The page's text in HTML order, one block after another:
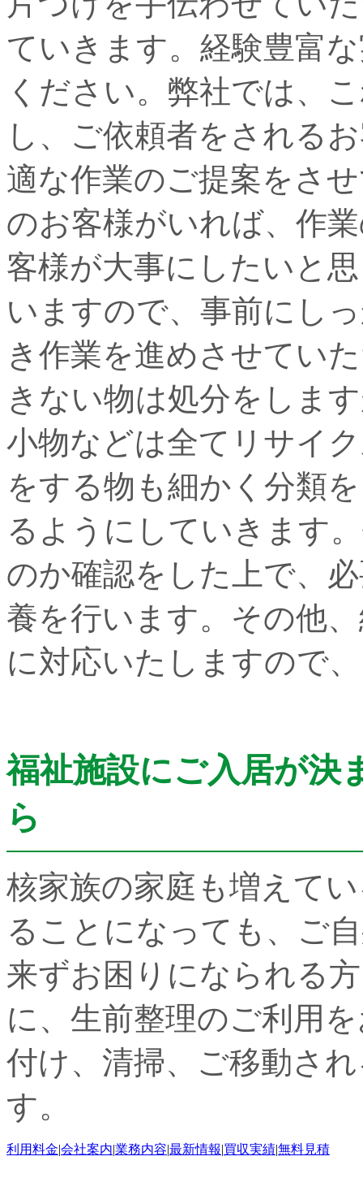
ていきます。経験豊富
ください。弊社では、
し、ご依頼者をされる
適な作業のご提案をさ
のお客様がいれば、作
客様が大事にしたいと
いますので、事前にし
き作業を進めさせてい
きない物は処分をしま
小物などは全てリサイ
をする物も細かく分類
るようにしていきます
のか確認をした上で、
養を行います。その他
に対応いたしますので
福祉施設にご入居が決
ら
核家族の家庭も増えて
ることになっても、ご
来ずお困りになられる
に、生前整理のご利用
付け、清掃、ご移動さ
す。
利用料金|会社案内|業務内容|最新情報|買収実績|無料見積